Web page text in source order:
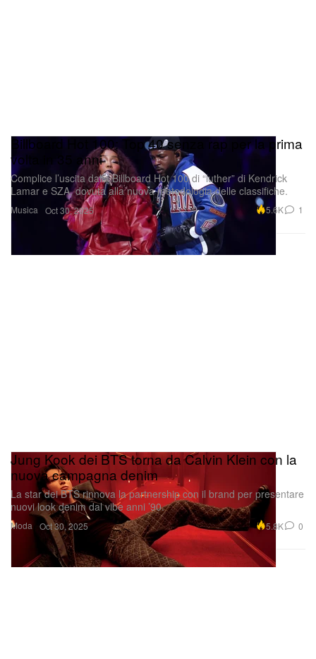
Musica
Billboard Hot 100: Top 40 senza rap per la prima
volta in 35 anni
Complice l’uscita dalla Billboard Hot 100 di “luther” di Kendrick
Lamar e SZA, dovuta alla nuova metodologia delle classifiche.
Oct 30, 2025 5.6K 1
Moda
Jung Kook dei BTS torna da Calvin Klein con la
nuova campagna denim
La star dei BTS rinnova la partnership con il brand per presentare
nuovi look denim dal vibe anni ’90.
Oct 30, 2025 5.8K 0